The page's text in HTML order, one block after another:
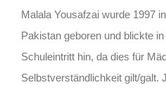
Malala Yousafzai wurde 1997
Pakistan geboren und blickte
Schuleintritt hin, da dies für
Selbstverständlichkeit gilt/galt.